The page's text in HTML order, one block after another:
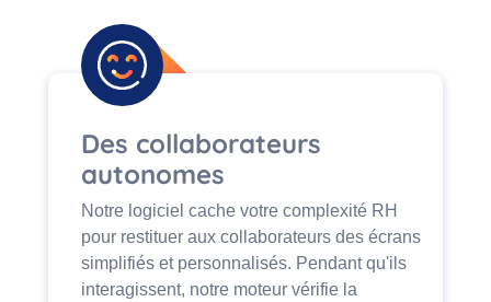
Des collaborateurs
autonomes
Notre logiciel cache votre complexité RH
pour restituer aux collaborateurs des écrans
simplifiés et personnalisés. Pendant qu'ils
interagissent, notre moteur vérifie la